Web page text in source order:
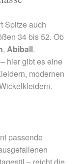
Spitze auch
34 bis 52. Ob
, Abiball,
– hier gibt es eine
modernen
passende